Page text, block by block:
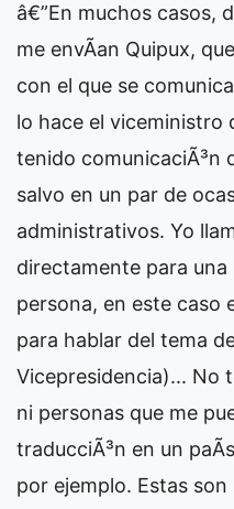
â€”En muchos casos,
me envÃ­an Quipux,
con el que se
lo hace el viceministro
tenido comunicaciÃ³n
salvo en un par de
administrativos. Yo
directamente para una
persona, en este caso
para hablar del tema
Vicepresidencia)... No
ni personas que me
traducciÃ³n en un
por ejemplo. Estas